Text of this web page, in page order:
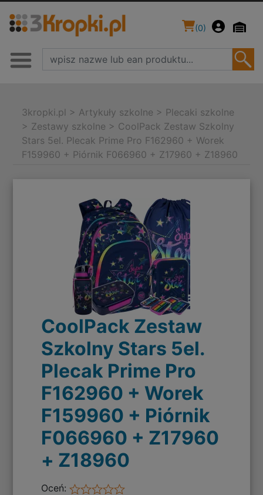
(0)
3kropki.pl > Artykuły szkolne > Plecaki szkolne
> Zestawy szkolne > CoolPack Zestaw Szkolny
Stars 5el. Plecak Prime Pro F162960 + Worek
F159960 + Piórnik F066960 + Z17960 + Z18960
CoolPack Zestaw
Szkolny Stars 5el.
Plecak Prime Pro
F162960 + Worek
F159960 + Piórnik
F066960 + Z17960
+ Z18960
Oceń: